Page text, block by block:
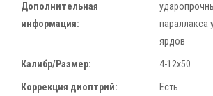
Дополнительная
информация:
параллакса
ярдов
Калибр/Размер: 4-12х50
Коррекция диоптрий: Есть